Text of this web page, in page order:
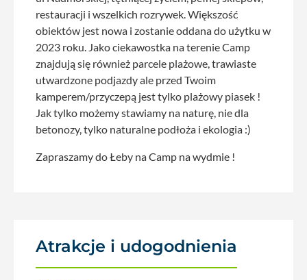
restauracji i wszelkich rozrywek. Większość
obiektów jest nowa i zostanie oddana do użytku w
2023 roku. Jako ciekawostka na terenie Camp
znajdują się również parcele plażowe, trawiaste
utwardzone podjazdy ale przed Twoim
kamperem/przyczepą jest tylko plażowy piasek !
Jak tylko możemy stawiamy na naturę, nie dla
betonozy, tylko naturalne podłoża i ekologia :)
Zapraszamy do Łeby na Camp na wydmie !
Atrakcje i udogodnienia